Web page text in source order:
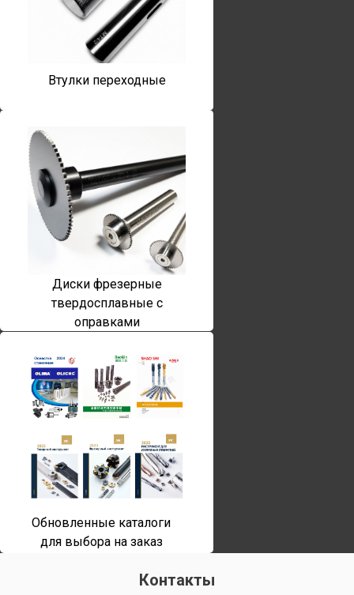
Втулки переходные
Диски фрезерные
твердосплавные с
оправками
Обновленные каталоги
для выбора на заказ
Контакты